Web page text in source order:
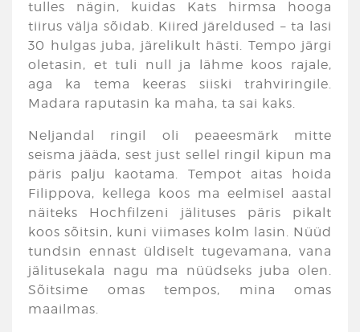
tulles nägin, kuidas Kats hirmsa hooga
tiirus välja sõidab. Kiired järeldused – ta lasi
30 hulgas juba, järelikult hästi. Tempo järgi
oletasin, et tuli null ja lähme koos rajale,
aga ka tema keeras siiski trahviringile.
Madara raputasin ka maha, ta sai kaks.
Neljandal ringil oli peaeesmärk mitte
seisma jääda, sest just sellel ringil kipun ma
päris palju kaotama. Tempot aitas hoida
Filippova, kellega koos ma eelmisel aastal
näiteks Hochfilzeni jälituses päris pikalt
koos sõitsin, kuni viimases kolm lasin. Nüüd
tundsin ennast üldiselt tugevamana, vana
jälitusekala nagu ma nüüdseks juba olen.
Sõitsime omas tempos, mina omas
maailmas.